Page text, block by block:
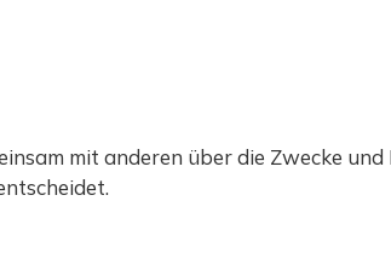
mit anderen über die Zwecke